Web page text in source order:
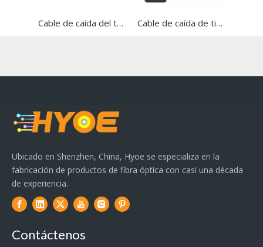
Cable de caída del tubo central Cable de caída de tipo de arco de la fila
Ubicado en Shenzhen, China, Hyoe se especializa en la
fabricación de productos de fibra óptica con casi una década
de experiencia.
Contáctenos